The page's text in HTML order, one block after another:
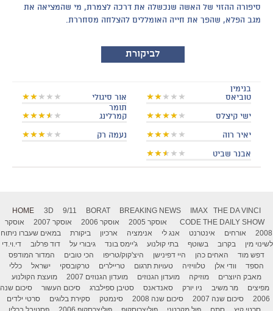
סיפורה ההזוי של האשה שנכשלה את דרכה לצמרת, מי שהמציאה את
מגב הפלא, שהפך את חייה האומללים להצלחה מסחררת.
לביקורת
בנימין
טוביאס
אור סיגולי
ישי קיצלס
תומר
קמרלינג
יאיר רוה נעמה רק
אבנר שביט
HOME 3D 9/11 BORAT BREAKING NEWS IMAX
THE DA VINCI
CODE THE DAILY SHOW אוסקר 2005 אוסקר 2006 אוסקר 2007
אוסקר
2008
אורחים אינטרנט אנג לי אנימציה ארכיון ביקורת
במאים שעברו ניתוח
לשינוי מין
בקרוב בשוטף בתי קולנוע ג'יימס בונד גיבורי על דוד פרלוב
די.וי.די
דפש מוד
האחים כהן היי דפינישן היצ'קוק/טריפו הכי טובים
המדור המודפס
הספד
וודי אלן טלוויזיה טעויות תרגום טריילרים טרקובסקי ישראל
כללי
מאבק היוצרים
מוזיקה מועדון הגנוזים מועדון הגנוזים 2007
מועצת הקולנוע
מפיצים
מר משיב ניו יורק סאנדאנס סטיבן ספילברג סיכום העשור
סיכום שנה
2006
סיכום שנה 2007 סיכום שנה 2008 סינמטק סקירת בלוגים
סרטי ילדים